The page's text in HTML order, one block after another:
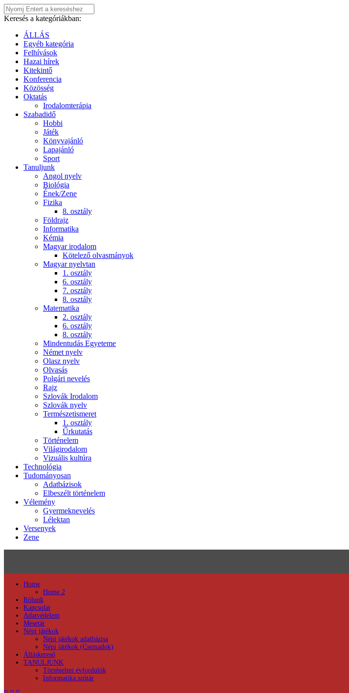
Keresés a kategóriákban:
ÁLLÁS
Egyéb kategória
Felhívások
Hazai hírek
Kitekintő
Konferencia
Közösség
Oktatás
Irodalomterápia
Szabadidő
Hobbi
Játék
Könyvajánló
Lapajánló
Sport
Tanuljunk
Angol nyelv
Biológia
Ének/Zene
Fizika
8. osztály
Földrajz
Informatika
Kémia
Magyar irodalom
Kötelező olvasmányok
Magyar nyelvtan
1. osztály
6. osztály
7. osztály
8. osztály
Matematika
2. osztály
6. osztály
8. osztály
Mindentudás Egyeteme
Német nyelv
Olasz nyelv
Olvasás
Polgári nevelés
Rajz
Szlovák Irodalom
Szlovák nyelv
Természetismeret
1. osztály
Űrkutatás
Történelem
Világirodalom
Vizuális kultúra
Technológia
Tudományosan
Adatbázisok
Elbeszélt történelem
Vélemény
Gyermeknevelés
Lélektan
Versenyek
Zene
Home
Home 2
Rólunk
Kapcsolat
Adatvédelem
Mesetár
Népi játékok
Népi játékok adatbázisa
Népi játékok (Csemadok)
Álláskereső
TANULJUNK
Történelmi évfordulók
Informatika szótár